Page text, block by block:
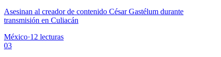
Asesinan al creador de contenido César Gastélum durante
transmisión en Culiacán
México·12 lecturas
03